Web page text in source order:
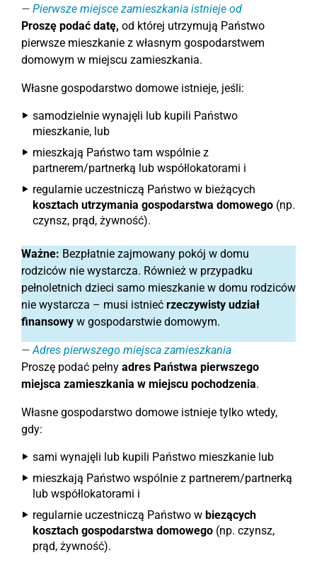
Pierwsze miejsce zamieszkania istnieje od
Proszę podać datę, od której utrzymują Państwo
pierwsze mieszkanie z własnym gospodarstwem
domowym w miejscu zamieszkania.
Własne gospodarstwo domowe istnieje, jeśli:
samodzielnie wynajęli lub kupili Państwo
mieszkanie, lub
mieszkają Państwo tam wspólnie z
partnerem/partnerką lub współlokatorami i
regularnie uczestniczą Państwo w bieżących
kosztach utrzymania gospodarstwa domowego (np.
czynsz, prąd, żywność).
Ważne: Bezpłatnie zajmowany pokój w domu
rodziców nie wystarcza. Również w przypadku
pełnoletnich dzieci samo mieszkanie w domu rodziców
nie wystarcza – musi istnieć rzeczywisty udział
finansowy w gospodarstwie domowym.
Adres pierwszego miejsca zamieszkania
Proszę podać pełny adres Państwa pierwszego
miejsca zamieszkania w miejscu pochodzenia.
Własne gospodarstwo domowe istnieje tylko wtedy,
gdy:
sami wynajęli lub kupili Państwo mieszkanie lub
mieszkają Państwo wspólnie z partnerem/partnerką
lub współlokatorami i
regularnie uczestniczą Państwo w biezących
kosztach gospodarstwa domowego (np. czynsz,
prąd, żywność).